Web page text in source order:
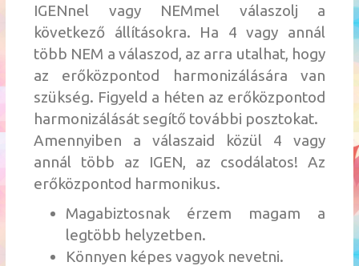
IGENnel vagy NEMmel válaszolj a
következő állításokra. Ha 4 vagy annál
több NEM a válaszod, az arra utalhat, hogy
az erőközpontod harmonizálására van
szükség. Figyeld a héten az erőközpontod
harmonizálását segítő további posztokat.
Amennyiben a válaszaid közül 4 vagy
annál több az IGEN, az csodálatos! Az
erőközpontod harmonikus.
Magabiztosnak érzem magam a
legtöbb helyzetben.
Könnyen képes vagyok nevetni.